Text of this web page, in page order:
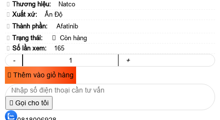
Thương hiệu:
Natco
Xuất xứ:
Ấn Độ
Thành phần:
Afatinib
Trạng thái:
Còn hàng
Số lần xem:
165
-
+
Thêm vào giỏ hàng
Gọi cho tôi